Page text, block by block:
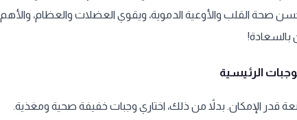
صحة القلب والأوعية الدموية، ويقوي العضلات والعظام، والأهم
قدر الإمكان. بدلاً من ذلك، اختاري وجبات خفيفة صحية ومغذية.